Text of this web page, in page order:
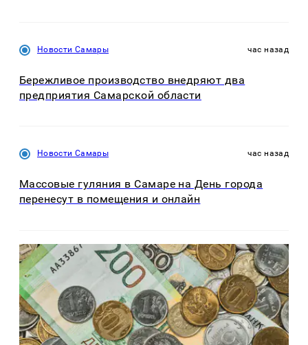
Новости Самары час назад
Бережливое производство внедряют два
предприятия Самарской области
Новости Самары час назад
Массовые гуляния в Самаре на День города
перенесут в помещения и онлайн